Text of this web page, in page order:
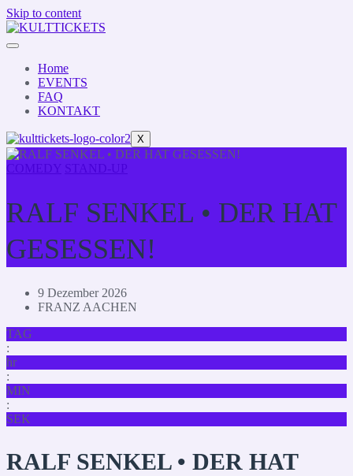
Skip to content
Home
EVENTS
FAQ
KONTAKT
X
COMEDY STAND-UP
RALF SENKEL • DER HAT
GESESSEN!
9 Dezember 2026
FRANZ AACHEN
TAG
:
hr
:
MIN
:
SEK
RALF SENKEL • DER HAT